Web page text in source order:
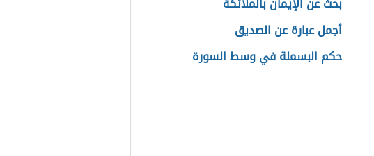
أجمل عبارة عن الصديق
حكم البسملة في وسط السورة